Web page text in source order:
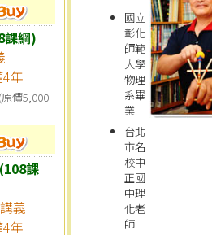
課綱)
年
(原價5,000
課
義
年
國立
彰化
師範
大學
物理
系畢
業
台北
市名
校中
正國
中理
化老
師